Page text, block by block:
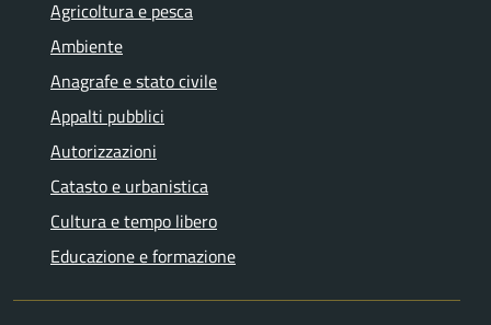
Agricoltura e pesca
Ambiente
Anagrafe e stato civile
Appalti pubblici
Autorizzazioni
Catasto e urbanistica
Cultura e tempo libero
Educazione e formazione